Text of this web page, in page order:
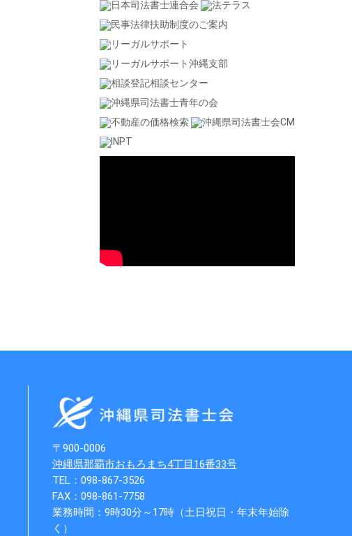
〒900-0006
沖縄県那覇市おもろまち4丁目16番33号
TEL：098-867-3526
FAX：098-861-7758
業務時間：9時30分～17時（土日祝日・年末年始除
く）